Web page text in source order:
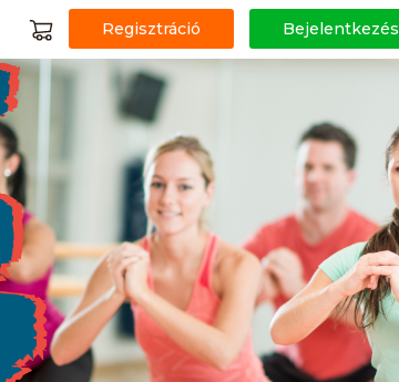
Regisztráció Bejelentkezés